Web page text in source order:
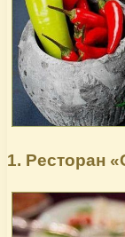
1. Ресторан